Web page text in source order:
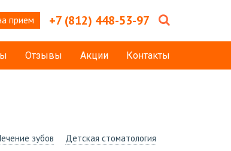
прием +7 (812) 448-53-97
Отзывы Акции Контакты
зубов Детская стоматология